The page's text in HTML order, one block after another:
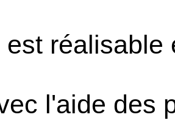
est réalisable
l'aide des